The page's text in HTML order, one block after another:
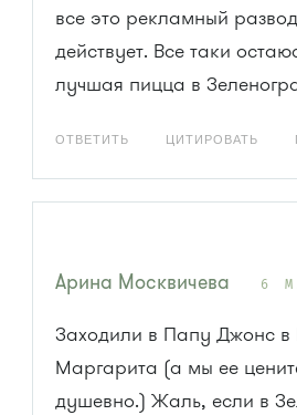
все это рекламный
действует. Все таки
лучшая пицца в
ОТВЕТИТЬ ЦИТИРОВАТЬ
Арина Москвичева 6
Заходили в Папу Джонс в
Маргарита (а мы ее
душевно.) Жаль, если в